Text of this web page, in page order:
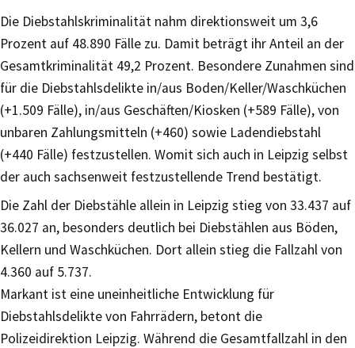
Die Diebstahlskriminalität nahm direktionsweit um 3,6
Prozent auf 48.890 Fälle zu. Damit beträgt ihr Anteil an der
Gesamtkriminalität 49,2 Prozent. Besondere Zunahmen sind
für die Diebstahlsdelikte in/aus Boden/Keller/Waschküchen
(+1.509 Fälle), in/aus Geschäften/Kiosken (+589 Fälle), von
unbaren Zahlungsmitteln (+460) sowie Ladendiebstahl
(+440 Fälle) festzustellen. Womit sich auch in Leipzig selbst
der auch sachsenweit festzustellende Trend bestätigt.
Die Zahl der Diebstähle allein in Leipzig stieg von 33.437 auf
36.027 an, besonders deutlich bei Diebstählen aus Böden,
Kellern und Waschküchen. Dort allein stieg die Fallzahl von
4.360 auf 5.737.
Markant ist eine uneinheitliche Entwicklung für
Diebstahlsdelikte von Fahrrädern, betont die
Polizeidirektion Leipzig. Während die Gesamtfallzahl in den